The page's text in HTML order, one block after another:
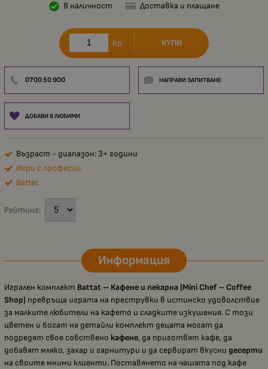
В наличност Доставка и плащане
бр. КУПИ
0700 50 900 НАПРАВИ ЗАПИТВАНЕ
ДОБАВИ В ЛЮБИМИ
Възраст - диапазон: 3+ години
Игри с професии
Battat
Рейтинг:
Информация
Игрален комплект Battat – Кафене и пекарна (Mini Chef – Coffee
Shop) превръща играта на преструвки в истинско удоволствие
за малките любители на кафето и сладките изкушения. С този
цветен и богат на детайли комплект децата могат да
подредят свое собствено кафене, да приготвят кафе, да
добавят мляко, захар и гарнитури и да сервират вкусни десерти
на своите мними клиенти. Поставянето на чашата под кафе